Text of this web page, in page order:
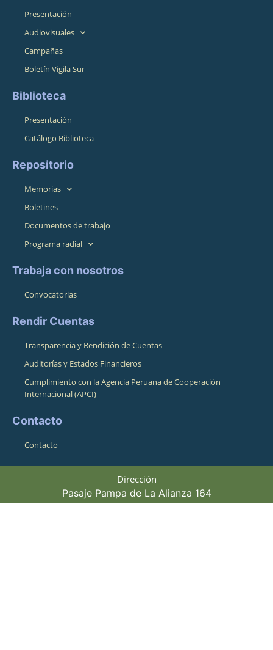
Presentación
Audiovisuales
Campañas
Boletín Vigila Sur
Biblioteca
Presentación
Catálogo Biblioteca
Repositorio
Memorias
Boletines
Documentos de trabajo
Programa radial
Trabaja con nosotros
Convocatorias
Rendir Cuentas
Transparencia y Rendición de Cuentas
Auditorías y Estados Financieros
Cumplimiento con la Agencia Peruana de Cooperación
Internacional (APCI)
Contacto
Contacto
Dirección
Pasaje Pampa de La Alianza 164
Cusco, Cusco, Perú 08001